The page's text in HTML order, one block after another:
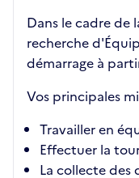
Dans le cadre de
recherche
démarrage à
Vos principales
Travailler en
Effectuer la
La collecte des